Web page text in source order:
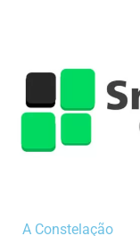
A Constelação